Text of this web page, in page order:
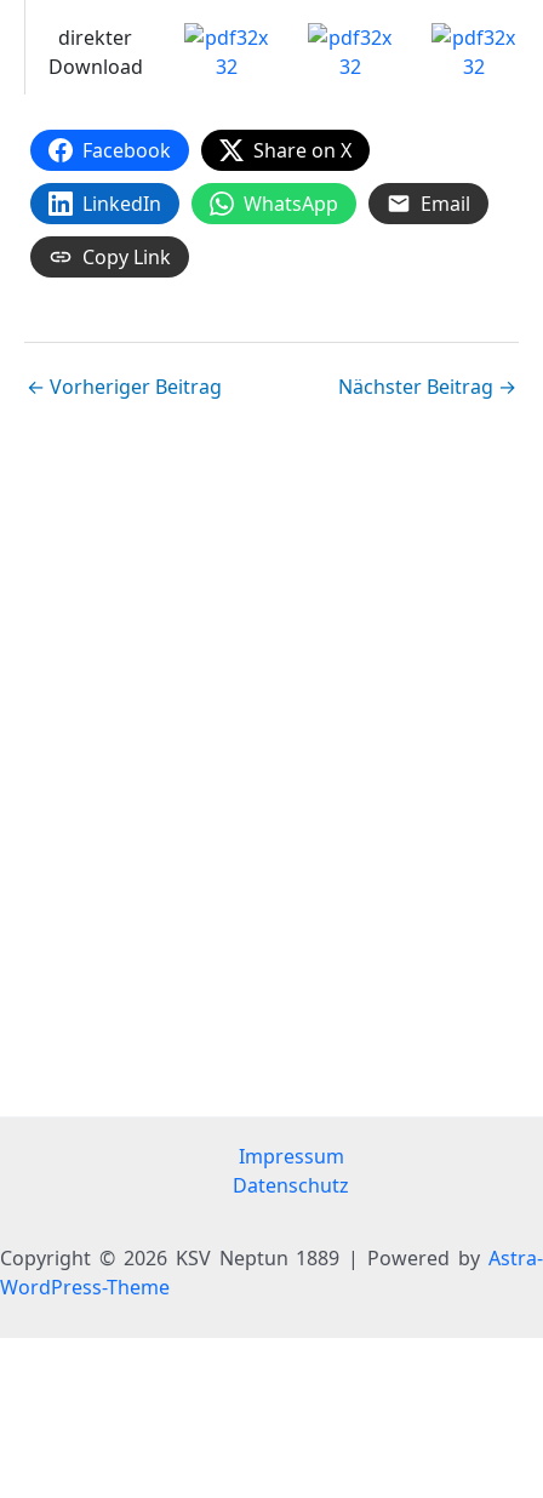
direkter
Download
Facebook
Share on X
LinkedIn
WhatsApp
Email
Copy Link
← Vorheriger Beitrag Nächster Beitrag →
Impressum
Datenschutz
Copyright © 2026 KSV Neptun 1889 | Powered by Astra-
WordPress-Theme